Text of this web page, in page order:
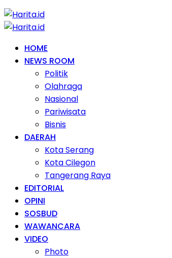
HOME
NEWS ROOM
Politik
Olahraga
Nasional
Pariwisata
Bisnis
DAERAH
Kota Serang
Kota Cilegon
Tangerang Raya
EDITORIAL
OPINI
SOSBUD
WAWANCARA
VIDEO
Photo